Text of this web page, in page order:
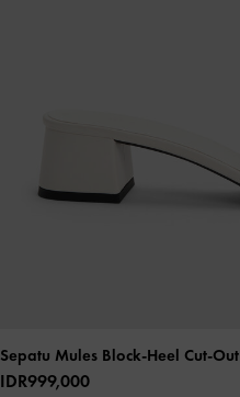
Sepatu Mules Block-Heel Cut-Out
IDR999,000